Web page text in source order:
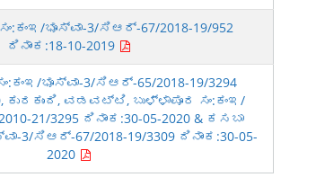
ಭೂಸ್ವಾ-3/ಸಿಆರ್-67/2018-19/952
ದಿನಾಂಕ:18-10-2019
ಭೂಸ್ವಾ-3/ಸಿಆರ್-65/2018-19/3294
ಕುರಕುಂದಿ, ವಡವಟ್ಟಿ, ಬುಳ್ಳಾಪೂರ ಸಂ:ಕಂಇ/
21/3295 ದಿನಾಂಕ:30-05-2020 & ಕಸಬಾ
3/ಸಿಆರ್-67/2018-19/3309 ದಿನಾಂಕ:30-05-
2020